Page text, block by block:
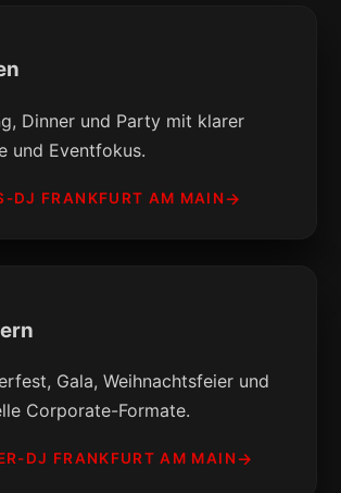
Dinner und Party mit klarer
und Eventfokus.
DJ FRANKFURT AM MAIN
Gala, Weihnachtsfeier und
Corporate-Formate.
DJ FRANKFURT AM MAIN